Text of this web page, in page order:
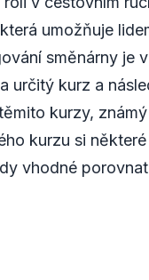
umožňuje
směnárny je
určitý kurz a
kurzy,
kurzu si
vhodné